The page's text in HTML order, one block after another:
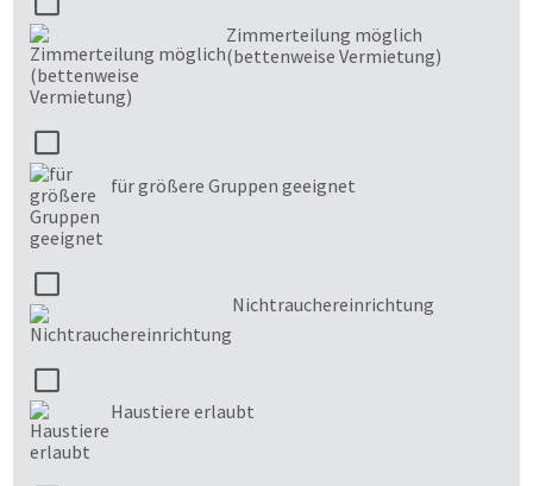
Zimmerteilung möglich
(bettenweise Vermietung)
für größere Gruppen geeignet
Nichtrauchereinrichtung
Haustiere erlaubt